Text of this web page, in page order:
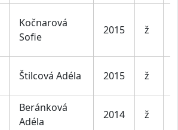
Kočnarová
Sofie
2015 ž
Štilcová Adéla 2015 ž
Beránková
Adéla
2014 ž